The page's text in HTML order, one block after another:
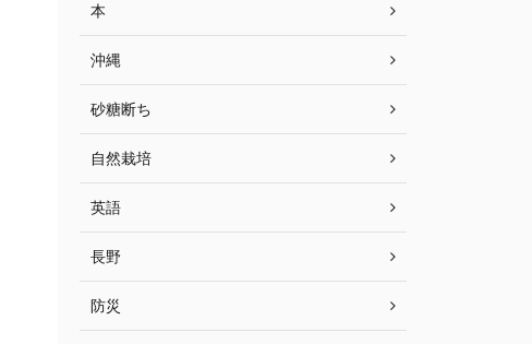
本
沖縄
砂糖断ち
自然栽培
英語
長野
防災